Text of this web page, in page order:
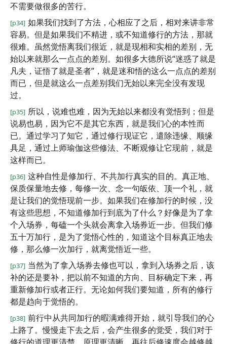
不需要做很多的苦行。
[p34] 如果我们找到了方法，心相应了之后，相对来讲非常
容易。但是如果我们不精进，或不知道修行的方法，那就
很难。虽然觉悟离我们很近，就是现相和实相的差别，无
始以来就那么一点点的差别。如很多大德所说“迷惑了就是
凡夫，证悟了就是圣者”，就是迷和悟的这么一点点的差别
而已，但是就这么一点差别我们无始以来完全没有发现
过。
[p35] 所以，说难也难，因为无始以来都没有觉悟到；但是
说易也易，因为它不是其它东西，就是我们心的本性而
已。通过学习了知它，通过修行现证它，遣除违缘、顺缘
具足，通过上师瑜伽这些修法、不断观修让它现前，就是
这样而已。
[p36] 这种自性是修加行、不共加行真实的目的。真正地、
保质保量地去修，每修一次、念一句皈依、顶一个礼，就
是让我们的觉悟现前一步。如果我们在修加行的时候，没
有这些思想，不知道修加行到底为了什么？好像是为了拿
个入场券，每磕一个头就会离拿入场券近一步。但我们修
五十万加行，是为了觉悟心性的，知道这个目标真正地去
修，那么修一次加行，就离觉悟近一些。
[p37] 当然为了拿入场券去修也可以，拿到入场券之后，该
补的还是要补，把以前不知道的方向、目标确定下来，再
重新修加行或者正行。无论如何我们要知道，所有的修行
都是趋向于觉悟的。
[p38] 前行中从共同加行的暇满难得开始，就引导我们的心
上路了。慢慢走下去之后，会产生很多的觉受，我们对于